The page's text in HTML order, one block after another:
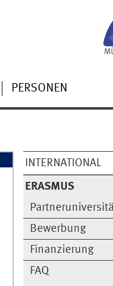
PERSONEN
INTERNATIONAL
ERASMUS
Bewerbung
Finanzierung
FAQ